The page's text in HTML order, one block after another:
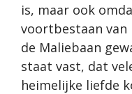
is, maar ook
voortbestaan
de Maliebaan
staat vast, dat
heimelijke liefde